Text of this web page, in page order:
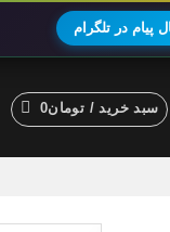
پیام در تلگرام
سبد خرید / تومان0